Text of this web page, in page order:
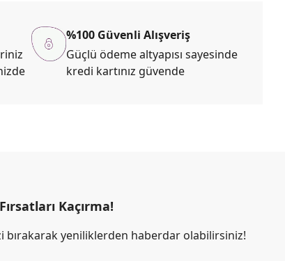
%100 Güvenli Alışveriş
Güçlü ödeme altyapısı sayesinde
kredi kartınız güvende
Kaçırma!
bırakarak yeniliklerden haberdar olabilirsiniz!